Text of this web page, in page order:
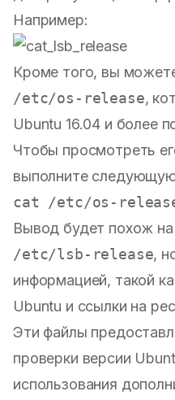
Например:
Кроме того, вы
/etc/os-release,
Ubuntu 16.04 и более
Чтобы просмотреть
выполните
Вывод будет похож
/etc/lsb-release,
информацией, такой
Ubuntu и ссылки на
Эти файлы
проверки версии
использования